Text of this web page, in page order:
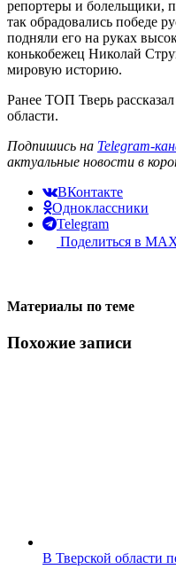
репортеры и болельщики,
так обрадовались победе
подняли его на руках
конькобежец Николай
мировую историю.
Ранее ТОП Тверь
области.
Подпишись на Telegram-
актуальные новости в
ВКонтакте
Одноклассники
Telegram
Поделиться в
Материалы по теме
Похожие записи
В Тверской области